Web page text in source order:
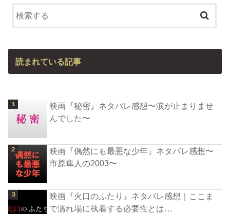
読まれている記事
映画『秘密』ネタバレ感想〜涙が止まりませ
んでした〜
映画『偶然にも最悪な少年』ネタバレ感想〜
市原隼人の2003〜
映画『火口のふたり』ネタバレ感想｜ここま
で濡れ場に執着する必要性とは…